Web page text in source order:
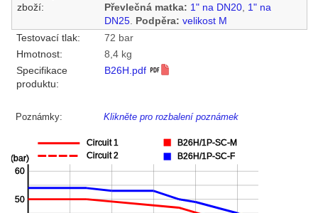
zboží:
Převlečná matka: 1" na DN20, 1" na
DN25. Podpěra: velikost M
Testovací tlak:
72 bar
Hmotnost:
8,4 kg
Specifikace
produktu:
B26H.pdf
Poznámky: Klikněte pro rozbalení poznámek